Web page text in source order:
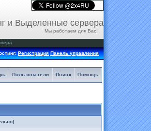
и Выделенные сервера
Мы работаем для Вас!
Регистрация Панель управления
Помощь
Поиск
Пользователи